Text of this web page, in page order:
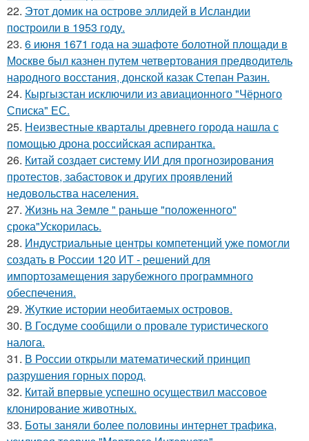
22. Этот домик на острове эллидей в Исландии
построили в 1953 году.
23. 6 июня 1671 года на эшафоте болотной площади в
Москве был казнен путем четвертования предводитель
народного восстания, донской казак Степан Разин.
24. Кыргызстан исключили из авиационного "Чёрного
Списка" ЕС.
25. Неизвестные кварталы древнего города нашла с
помощью дрона российская аспирантка.
26. Китай создает систему ИИ для прогнозирования
протестов, забастовок и других проявлений
недовольства населения.
27. Жизнь на Земле " раньше "положенного"
срока"Ускорилась.
28. Индустриальные центры компетенций уже помогли
создать в России 120 ИТ - решений для
импортозамещения зарубежного программного
обеспечения.
29. Жуткие истории необитаемых островов.
30. В Госдуме сообщили о провале туристического
налога.
31. В России открыли математический принцип
разрушения горных пород.
32. Китай впервые успешно осуществил массовое
клонирование животных.
33. Боты заняли более половины интернет трафика,